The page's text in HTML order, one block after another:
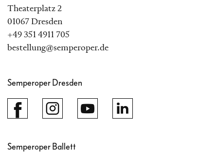
Theaterplatz 2
01067 Dresden
+49 351 4911 705
bestellung@semperoper.de
Semperoper Dresden
Semperoper Ballett